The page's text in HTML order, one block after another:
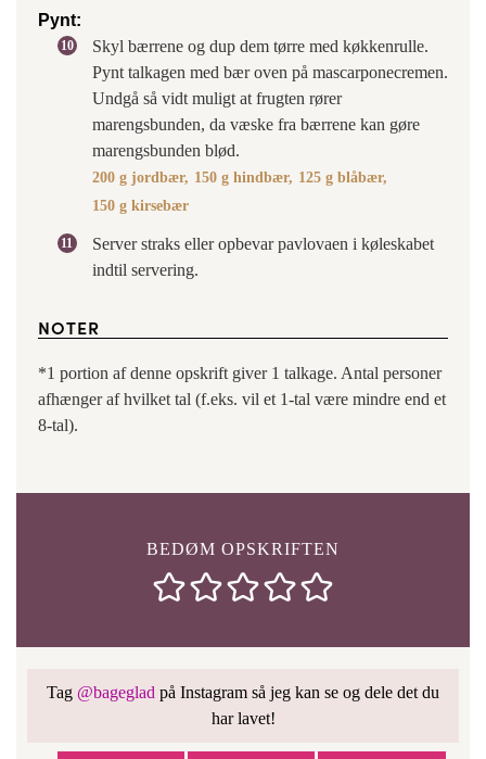
Pynt:
Skyl bærrene og dup dem tørre med køkkenrulle.
Pynt talkagen med bær oven på mascarponecremen.
Undgå så vidt muligt at frugten rører
marengsbunden, da væske fra bærrene kan gøre
marengsbunden blød.
200 g jordbær, 150 g hindbær, 125 g blåbær,
150 g kirsebær
Server straks eller opbevar pavlovaen i køleskabet
indtil servering.
NOTER
*1 portion af denne opskrift giver 1 talkage. Antal personer
afhænger af hvilket tal (f.eks. vil et 1-tal være mindre end et
8-tal).
BEDØM OPSKRIFTEN
Tag @bageglad på Instagram så jeg kan se og dele det du
har lavet!